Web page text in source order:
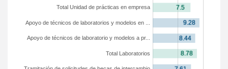
Total Laboratorios
Apoyo de técnicos de laboratorio y modelos a pr...
Apoyo de técnicos de laboratorios y modelos en ...
Total Unidad de prácticas en empresa